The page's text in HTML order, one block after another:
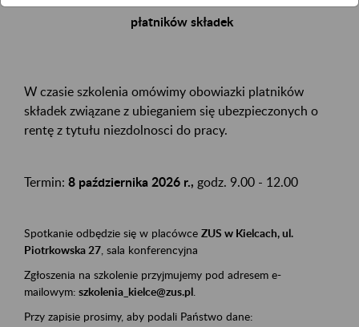
płatników składek
W czasie szkolenia omówimy obowiazki platników
składek związane z ubieganiem się ubezpieczonych o
rentę z tytułu niezdolnosci do pracy.
Termin: 8 października 2026 r., godz. 9.00 - 12.00
Spotkanie odbędzie się w placówce ZUS w Kielcach, ul.
Piotrkowska 27 , sala konferencyjna
Zgłoszenia na szkolenie przyjmujemy pod adresem e-
mailowym: szkolenia_kielce@zus.pl
Przy zapisie prosimy, aby podali Państwo dane: